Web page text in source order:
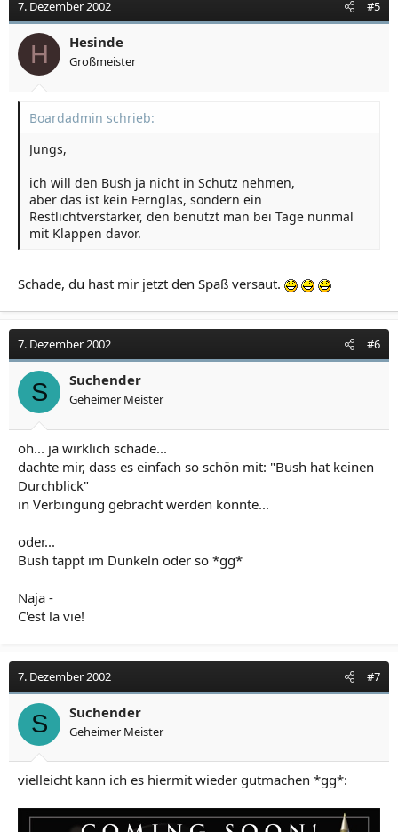
7. Dezember 2002 #5
H Hesinde
Großmeister
Boardadmin schrieb:
Jungs,
ich will den Bush ja nicht in Schutz nehmen,
aber das ist kein Fernglas, sondern ein
Restlichtverstärker, den benutzt man bei Tage nunmal
mit Klappen davor.
Schade, du hast mir jetzt den Spaß versaut.
7. Dezember 2002 #6
S Suchender
Geheimer Meister
oh... ja wirklich schade...
dachte mir, dass es einfach so schön mit: "Bush hat keinen
Durchblick"
in Verbingung gebracht werden könnte...
oder...
Bush tappt im Dunkeln oder so *gg*
Naja -
C'est la vie!
7. Dezember 2002 #7
S Suchender
Geheimer Meister
vielleicht kann ich es hiermit wieder gutmachen *gg*: